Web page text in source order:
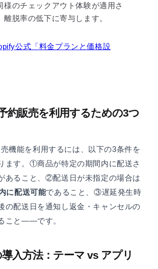
様のチェックアウト体験が適用さ
離脱率の低下に寄与します。
公式「料金プランと価格設
約販売を利用するための3つ
機能を利用するには、以下の3条件を
ます。①商品が特定の期間内に配送さ
あること、②配送日が未指定の場合は
に配送可能であること、③遅延発生時
の配送日を通知し返金・キャンセルの
こと——です。
入方法：テーマ vs アプリ